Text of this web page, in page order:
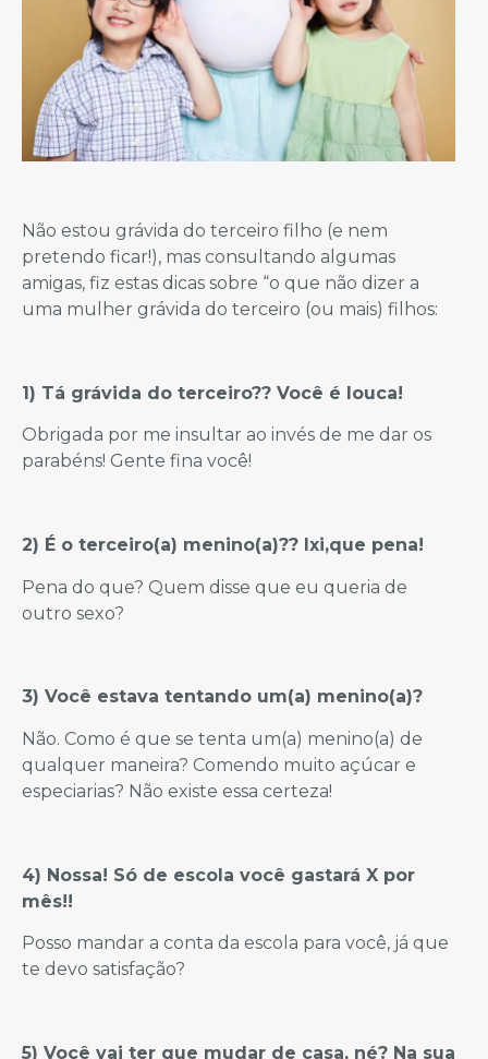
Não estou grávida do terceiro filho (e nem
pretendo ficar!), mas consultando algumas
amigas, fiz estas dicas sobre “o que não dizer a
uma mulher grávida do terceiro (ou mais) filhos:
1) Tá grávida do terceiro?? Você é louca!
Obrigada por me insultar ao invés de me dar os
parabéns! Gente fina você!
2) É o terceiro(a) menino(a)?? Ixi,que pena!
Pena do que? Quem disse que eu queria de
outro sexo?
3) Você estava tentando um(a) menino(a)?
Não. Como é que se tenta um(a) menino(a) de
qualquer maneira? Comendo muito açúcar e
especiarias? Não existe essa certeza!
4) Nossa! Só de escola você gastará X por
mês!!
Posso mandar a conta da escola para você, já que
te devo satisfação?
5) Você vai ter que mudar de casa, né? Na sua